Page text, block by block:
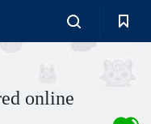
online